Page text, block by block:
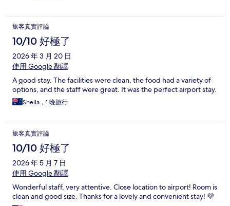
旅客真實評論
10/10 好極了
2026 年 3 月 20 日
使用 Google 翻譯
A good stay. The facilities were clean, the food had a variety of
options, and the staff were great. It was the perfect airport stay.
Sheila，1 晚旅行
旅客真實評論
10/10 好極了
2026 年 5 月 7 日
使用 Google 翻譯
Wonderful staff, very attentive. Close location to airport! Room is
clean and good size. Thanks for a lovely and convenient stay! 💜